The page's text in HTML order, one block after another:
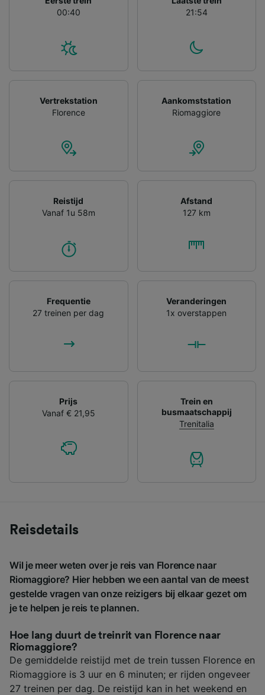
00:40
21:54
Vertrekstation
Florence
Aankomststation
Riomaggiore
Reistijd
Vanaf 1u 58m
Afstand
127 km
Frequentie
27 treinen per dag
Veranderingen
1x overstappen
Prijs
Vanaf € 21,95
Trein en
busmaatschappij
Trenitalia
Reisdetails
Wil je meer weten over je reis van Florence naar
Riomaggiore? Hier hebben we een aantal van de meest
gestelde vragen van onze reizigers bij elkaar gezet om
je te helpen je reis te plannen.
Hoe lang duurt de treinrit van Florence naar
Riomaggiore?
De gemiddelde reistijd met de trein tussen Florence en
Riomaggiore is 3 uur en 6 minuten; er rijden ongeveer
27 treinen per dag. De reistijd kan in het weekend en
gevraagd om je niet te volgen.
voor de volgende doeleinden:
Precieze geolocatiegegevens gebruiken. De
apparaatkenmerken actief scannen ter
identificatie. Informatie op een apparaat
advertenties en content, advertentie- en
contentmetingen, doelgroepenonderzoek en
Partnerlijst (derden)